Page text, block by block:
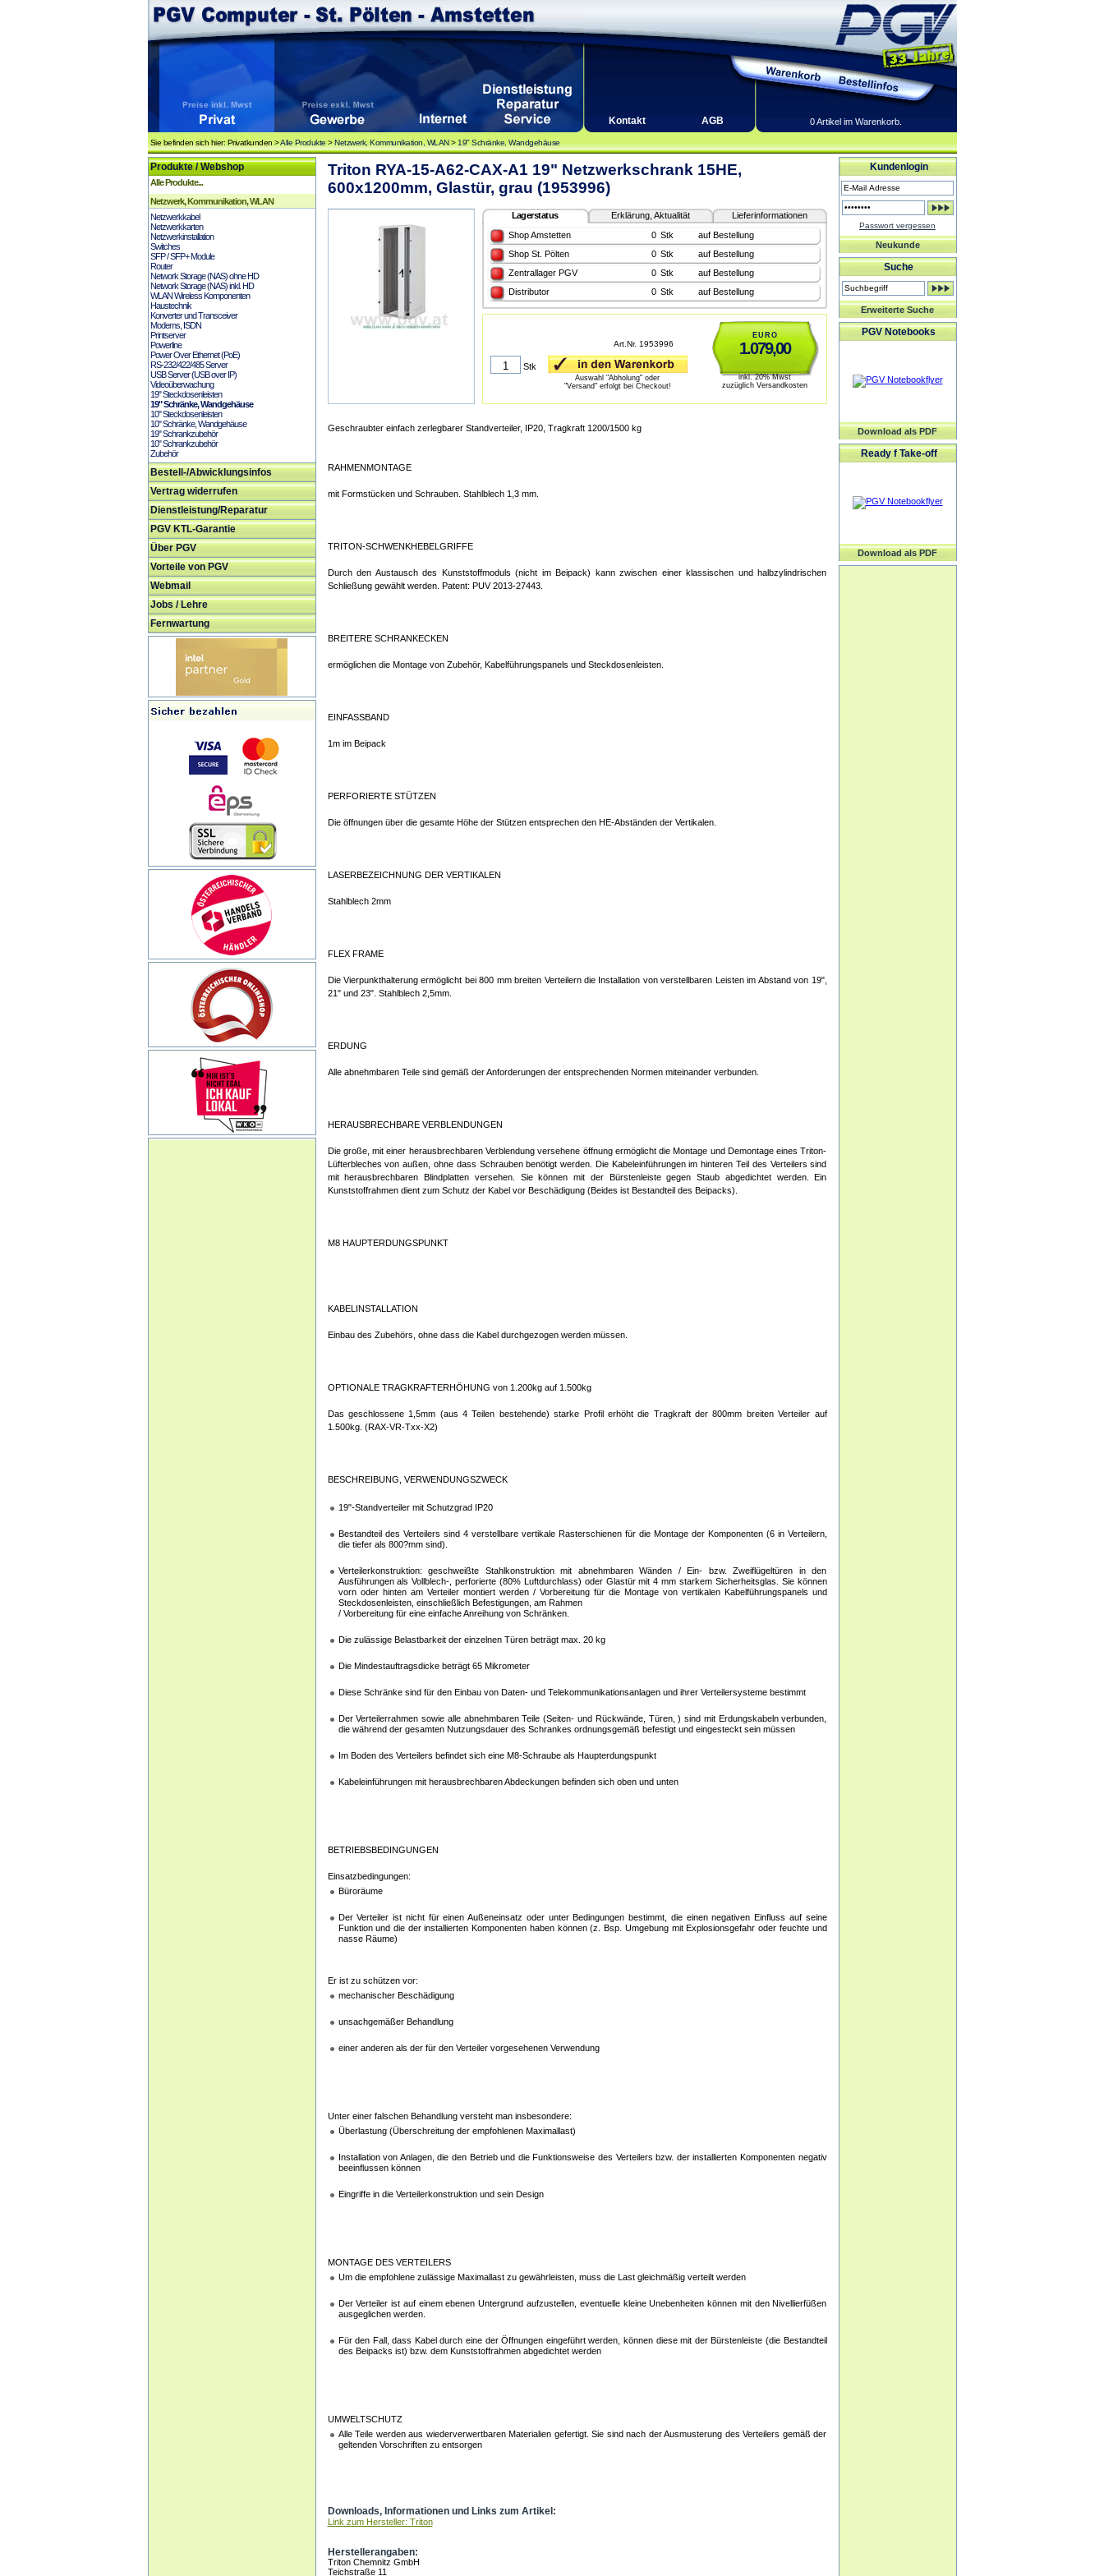
Kontakt AGB 0 Artikel im Warenkorb.
Sie befinden sich hier: Privatkunden >Alle Produkte >Netzwerk, Kommunikation, WLAN> 19" Schränke, Wandgehäuse
Produkte / Webshop
Alle Produkte...
Netzwerk, Kommunikation, WLAN
Netzwerkkabel
Netzwerkkarten
Netzwerkinstallation
Switches
SFP / SFP+ Module
Router
Network Storage (NAS) ohne HD
Network Storage (NAS) inkl. HD
WLAN Wireless Komponenten
Haustechnik
Konverter und Transceiver
Modems, ISDN
Printserver
Powerline
Power Over Ethernet (PoE)
RS-232/422/485 Server
USB Server (USB over IP)
Videoüberwachung
19" Steckdosenleisten
19" Schränke, Wandgehäuse
10" Steckdosenleisten
10" Schränke, Wandgehäuse
19" Schrankzubehör
10" Schrankzubehör
Zubehör
Bestell-/Abwicklungsinfos
Vertrag widerrufen
Dienstleistung/Reparatur
PGV KTL-Garantie
Über PGV
Vorteile von PGV
Webmail
Jobs / Lehre
Fernwartung
Triton RYA-15-A62-CAX-A1 19" Netzwerkschrank 15HE,
600x1200mm, Glastür, grau (1953996)
Lagerstatus Erklärung, Aktualität
Lieferinformationen
Shop Amstetten
0 Stk
auf Bestellung
Shop St. Pölten
0 Stk
auf Bestellung
Zentrallager PGV
0 Stk
auf Bestellung
Distributor
0 Stk auf Bestellung
EURO
1.079,00
inkl. 20% Mwst
zuzüglich Versandkosten
Art.Nr. 1953996
Stk
Auswahl "Abholung" oder
"Versand" erfolgt bei Checkout!
Geschraubter einfach zerlegbarer Standverteiler, IP20, Tragkraft 1200/1500 kg
RAHMENMONTAGE
mit Formstücken und Schrauben. Stahlblech 1,3 mm.
TRITON-SCHWENKHEBELGRIFFE
Durch den Austausch des Kunststoffmoduls (nicht im Beipack) kann zwischen einer klassischen und halbzylindrischen
Schließung gewählt werden. Patent: PUV 2013-27443.
BREITERE SCHRANKECKEN
ermöglichen die Montage von Zubehör, Kabelführungspanels und Steckdosenleisten.
EINFASSBAND
1m im Beipack
PERFORIERTE STÜTZEN
Die öffnungen über die gesamte Höhe der Stützen entsprechen den HE-Abständen der Vertikalen.
LASERBEZEICHNUNG DER VERTIKALEN
Stahlblech 2mm
FLEX FRAME
Die Vierpunkthalterung ermöglicht bei 800 mm breiten Verteilern die Installation von verstellbaren Leisten im Abstand von 19",
21" und 23". Stahlblech 2,5mm.
ERDUNG
Alle abnehmbaren Teile sind gemäß der Anforderungen der entsprechenden Normen miteinander verbunden.
HERAUSBRECHBARE VERBLENDUNGEN
Die große, mit einer herausbrechbaren Verblendung versehene öffnung ermöglicht die Montage und Demontage eines Triton-
Lüfterbleches von außen, ohne dass Schrauben benötigt werden. Die Kabeleinführungen im hinteren Teil des Verteilers sind
mit herausbrechbaren Blindplatten versehen. Sie können mit der Bürstenleiste gegen Staub abgedichtet werden. Ein
Kunststoffrahmen dient zum Schutz der Kabel vor Beschädigung (Beides ist Bestandteil des Beipacks).
M8 HAUPTERDUNGSPUNKT
KABELINSTALLATION
Einbau des Zubehörs, ohne dass die Kabel durchgezogen werden müssen.
OPTIONALE TRAGKRAFTERHÖHUNG von 1.200kg auf 1.500kg
Das geschlossene 1,5mm (aus 4 Teilen bestehende) starke Profil erhöht die Tragkraft der 800mm breiten Verteiler auf
1.500kg. (RAX-VR-Txx-X2)
BESCHREIBUNG, VERWENDUNGSZWECK
19"-Standverteiler mit Schutzgrad IP20
Bestandteil des Verteilers sind 4 verstellbare vertikale Rasterschienen für die Montage der Komponenten (6 in Verteilern,
die tiefer als 800?mm sind).
Verteilerkonstruktion: geschweißte Stahlkonstruktion mit abnehmbaren Wänden / Ein- bzw. Zweiflügeltüren in den
Ausführungen als Vollblech-, perforierte (80% Luftdurchlass) oder Glastür mit 4 mm starkem Sicherheitsglas. Sie können
vorn oder hinten am Verteiler montiert werden / Vorbereitung für die Montage von vertikalen Kabelführungspanels und
Steckdosenleisten, einschließlich Befestigungen, am Rahmen
/ Vorbereitung für eine einfache Anreihung von Schränken.
Die zulässige Belastbarkeit der einzelnen Türen beträgt max. 20 kg
Die Mindestauftragsdicke beträgt 65 Mikrometer
Diese Schränke sind für den Einbau von Daten- und Telekommunikationsanlagen und ihrer Verteilersysteme bestimmt
Der Verteilerrahmen sowie alle abnehmbaren Teile (Seiten- und Rückwände, Türen, ) sind mit Erdungskabeln verbunden,
die während der gesamten Nutzungsdauer des Schrankes ordnungsgemäß befestigt und eingesteckt sein müssen
Im Boden des Verteilers befindet sich eine M8-Schraube als Haupterdungspunkt
Kabeleinführungen mit herausbrechbaren Abdeckungen befinden sich oben und unten
BETRIEBSBEDINGUNGEN
Einsatzbedingungen:
Büroräume
Der Verteiler ist nicht für einen Außeneinsatz oder unter Bedingungen bestimmt, die einen negativen Einfluss auf seine
Funktion und die der installierten Komponenten haben können (z. Bsp. Umgebung mit Explosionsgefahr oder feuchte und
nasse Räume)
Er ist zu schützen vor:
mechanischer Beschädigung
unsachgemäßer Behandlung
einer anderen als der für den Verteiler vorgesehenen Verwendung
Unter einer falschen Behandlung versteht man insbesondere:
Überlastung (Überschreitung der empfohlenen Maximallast)
Installation von Anlagen, die den Betrieb und die Funktionsweise des Verteilers bzw. der installierten Komponenten negativ
beeinflussen können
Eingriffe in die Verteilerkonstruktion und sein Design
MONTAGE DES VERTEILERS
Um die empfohlene zulässige Maximallast zu gewährleisten, muss die Last gleichmäßig verteilt werden
Der Verteiler ist auf einem ebenen Untergrund aufzustellen, eventuelle kleine Unebenheiten können mit den Nivellierfüßen
ausgeglichen werden.
Für den Fall, dass Kabel durch eine der Öffnungen eingeführt werden, können diese mit der Bürstenleiste (die Bestandteil
des Beipacks ist) bzw. dem Kunststoffrahmen abgedichtet werden
UMWELTSCHUTZ
Alle Teile werden aus wiederverwertbaren Materialien gefertigt. Sie sind nach der Ausmusterung des Verteilers gemäß der
geltenden Vorschriften zu entsorgen
Downloads, Informationen und Links zum Artikel:
Link zum Hersteller: Triton
Herstellerangaben:
Triton Chemnitz GmbH
Teichstraße 11
Kundenlogin
Passwort vergessen
Neukunde
Suche
Erweiterte Suche
PGV Notebooks
Download als PDF
Ready f Take-off
Download als PDF